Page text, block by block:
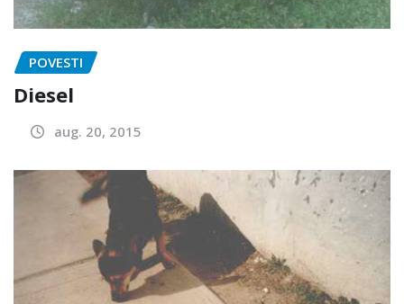
POVESTI
Diesel
aug. 20, 2015